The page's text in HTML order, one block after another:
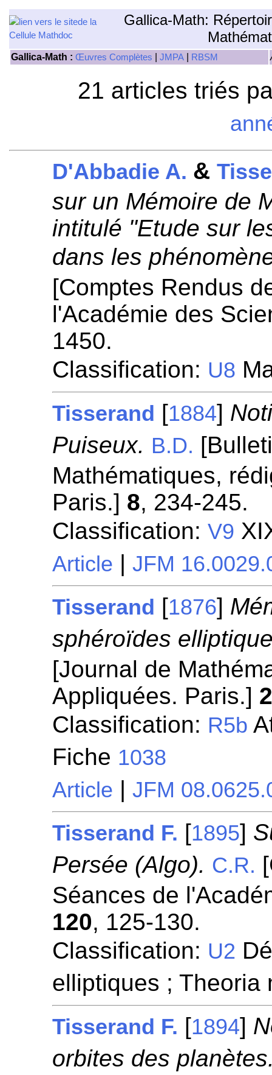
Gallica-Math:
Gallica-Math : Œuvres Complètes JMPA RBSM
21 articles triés
D'Abbadie A. &
sur un Mémoire de
intitulé "Etude sur
dans les
[Comptes Rendus
l'Académie des
1450.
Classification: U8
Tisserand [1884]
Puiseux. B.D.
Mathématiques,
Paris.] 8, 234-245.
Classification:V9
Article |JFM
Tisserand [1876]
sphéroïdes
[Journal de
Appliquées. Paris.]
Classification: R5b
Fiche 1038
Article |JFM
Tisserand F. [1895]
Persée (Algo). C.R.
Séances de
120, 125-130.
Classification: U2
elliptiques ;
Tisserand F. [1894]
orbites des